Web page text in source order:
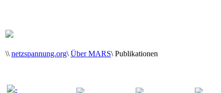
\\ netzspannung.org\ Über MARS\ Publikationen